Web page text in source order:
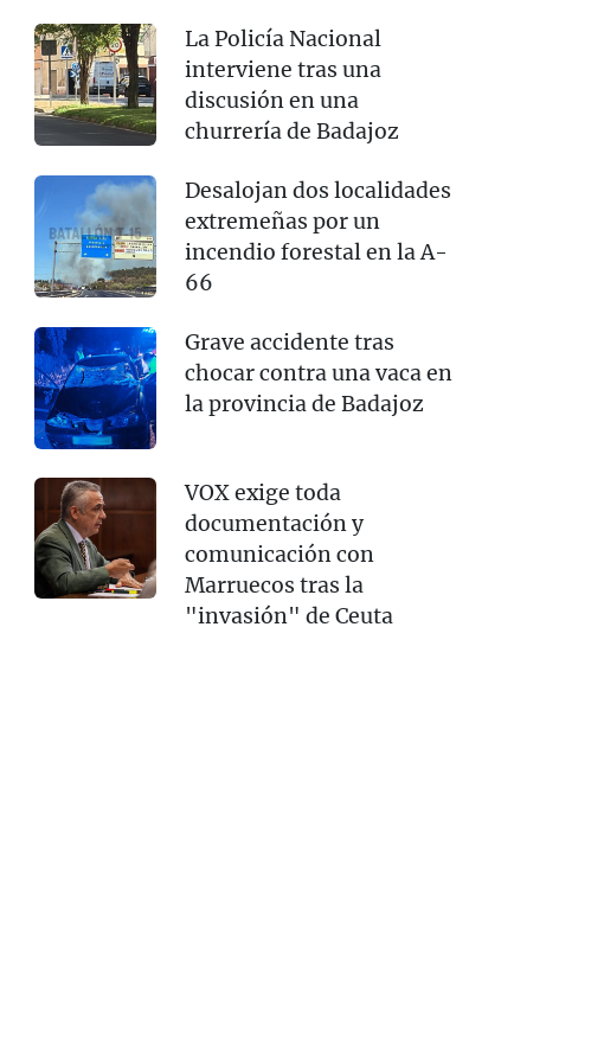
La Policía Nacional
interviene tras una
discusión en una
churrería de Badajoz
Desalojan dos localidades
extremeñas por un
incendio forestal en la A-
66
Grave accidente tras
chocar contra una vaca en
la provincia de Badajoz
VOX exige toda
documentación y
comunicación con
Marruecos tras la
"invasión" de Ceuta